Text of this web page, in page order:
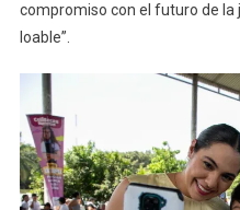
compromiso con el futuro de
loable”.